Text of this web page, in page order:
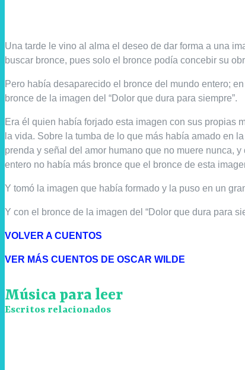
Una tarde le vino al alma el deseo de dar forma a una
buscar bronce, pues solo el bronce podía concebir su
Pero había desaparecido el bronce del mundo entero;
bronce de la imagen del “Dolor que dura para siempre”.
Era él quien había forjado esta imagen con sus propias
la vida. Sobre la tumba de lo que más había amado en
prenda y señal del amor humano que no muere nunca,
entero no había más bronce que el bronce de esta
Y tomó la imagen que había formado y la puso en un
Y con el bronce de la imagen del “Dolor que dura para
VOLVER A CUENTOS
VER MÁS CUENTOS DE OSCAR WILDE
Música para leer
Escritos relacionados